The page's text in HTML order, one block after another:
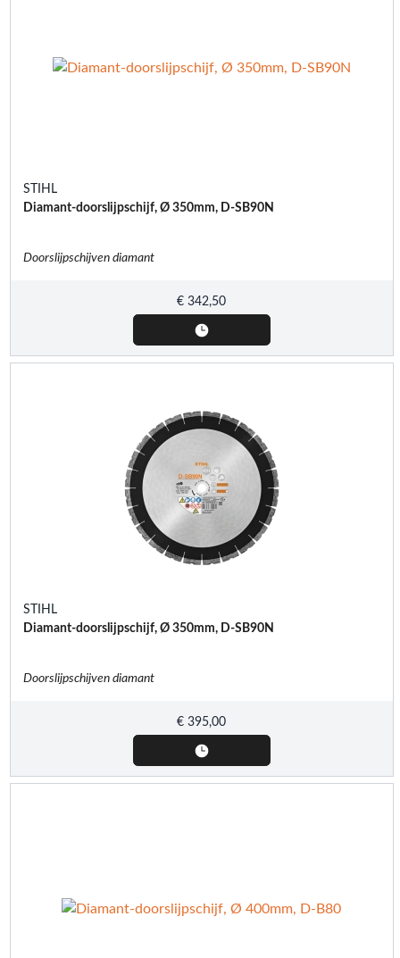
STIHL
Diamant-doorslijpschijf, Ø 350mm, D-SB90N
Doorslijpschijven diamant
€ 342,50
STIHL
Diamant-doorslijpschijf, Ø 350mm, D-SB90N
Doorslijpschijven diamant
€ 395,00